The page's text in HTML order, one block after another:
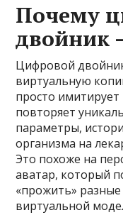
Почему
двойник
Цифровой
виртуальную
просто
повторяет
параметры,
организма на
Это похоже на
аватар, который
«прожить»
виртуальной